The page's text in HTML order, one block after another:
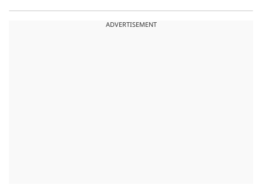
ADVERTISEMENT